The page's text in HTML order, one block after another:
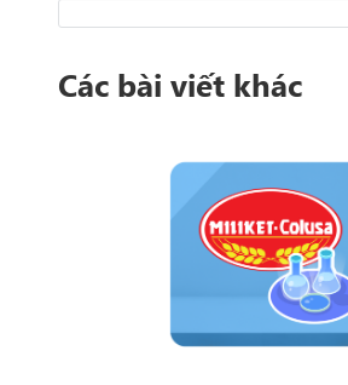
Các bài viết khác